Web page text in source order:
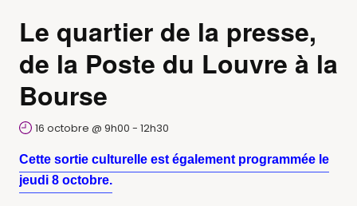
Le quartier de la presse,
de la Poste du Louvre à la
Bourse
16 octobre @ 9h00 - 12h30
Cette sortie culturelle est également programmée le
jeudi 8 octobre.